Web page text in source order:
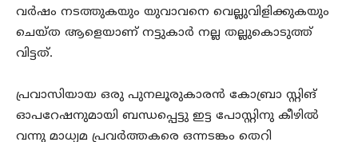
വര്‍ഷം നടത്തുകയും യുവാവനെ വെല്ലുവിളിക്കുകയും
ചെയ്ത ആളെയാണ് നട്ടുകാര്‍ നല്ല തല്ലുകൊടുത്ത്
വിട്ടത്.
പ്രവാസിയായ ഒരു പുനലൂരുകാരന്‍ കോബ്രാ സ്റ്റിങ്
ഓപറേഷനുമായി ബന്ധപ്പെട്ടു ഇട്ട പോസ്റ്റിനു കീഴില്‍
വന്നു മാധ്യമ പ്രവര്‍ത്തകരെ ഒന്നടങ്കം തെറി